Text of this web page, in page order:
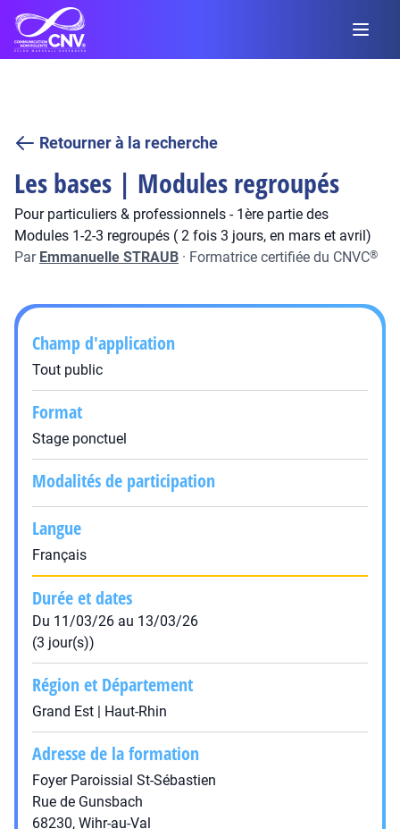
Retourner à la recherche
Les bases | Modules regroupés
Pour particuliers & professionnels - 1ère partie des
Modules 1-2-3 regroupés ( 2 fois 3 jours, en mars et avril)
Par Emmanuelle STRAUB · Formatrice certifiée du CNVC®
Champ d'application
Tout public
Format
Stage ponctuel
Modalités de participation
Langue
Français
Durée et dates
Du 11/03/26 au 13/03/26
(3 jour(s))
Région et Département
Grand Est | Haut-Rhin
Adresse de la formation
Foyer Paroissial St-Sébastien
Rue de Gunsbach
68230, Wihr-au-Val